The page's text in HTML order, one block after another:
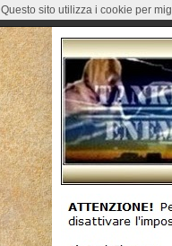
Questo sito utilizza i cookie per